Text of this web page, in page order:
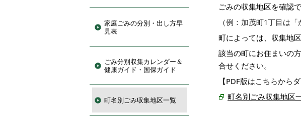
家庭ごみの分別・出し方早
見表
ごみ分別収集カレンダー＆
健康ガイド・国保ガイド
町名別ごみ収集地区一覧
ごみの収集地区を確認で
（例：加茂町1丁目は「
町によっては、収集地
該当の町にお住まいの
合せください。
【PDF版はこちらから
町名別ごみ収集地区